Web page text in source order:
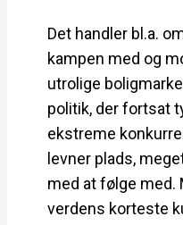
Det handler bl.a.
kampen med og
utrolige
politik, der fortsat
ekstreme
levner plads,
med at følge med.
verdens korteste